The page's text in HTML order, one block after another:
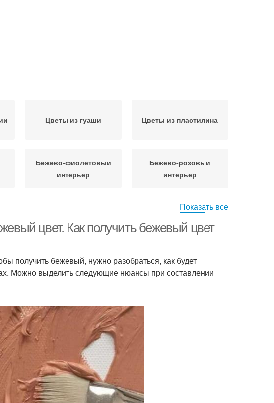
Цветы из гуаши Цветы из пластилина
Бежево-фиолетовый
интерьер
Бежево-розовый
интерьер
Аксессуары для
интерьера
Бежево-желтый
интерьер
Карамель в интерьере
Цвета для интерьера
Осенний интерьер
Показать все
цвет. Как получить бежевый цвет
получить бежевый, нужно разобраться, как будет
Можно выделить следующие нюансы при составлении